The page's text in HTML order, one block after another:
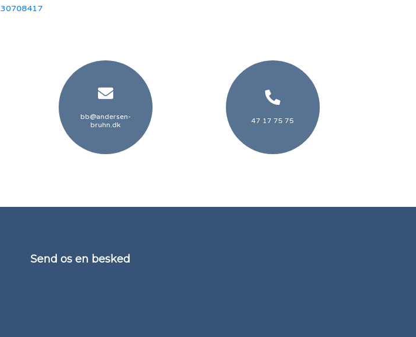
30708417
bb@andersen-
bruhn.dk
47 17 75 75
Send os en besked